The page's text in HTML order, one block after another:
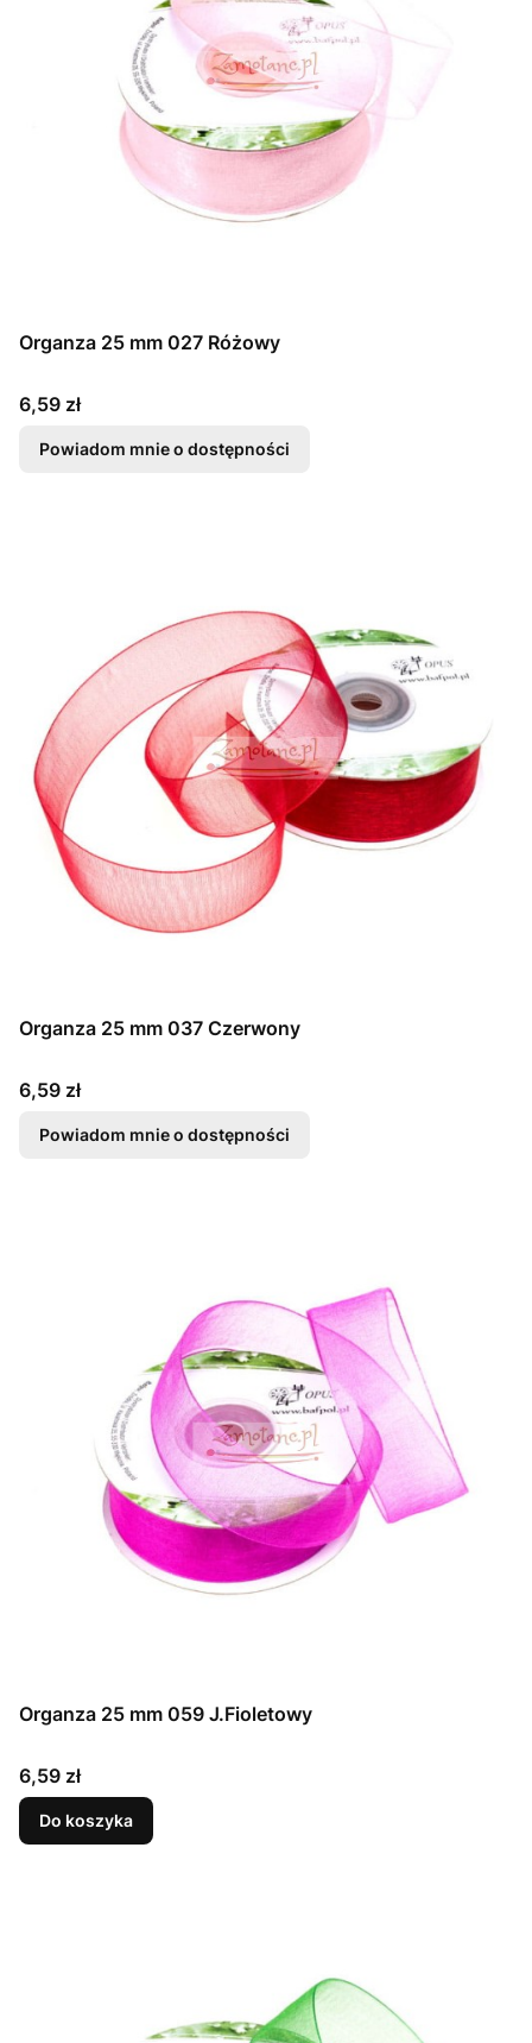
Organza 25 mm 027 Różowy
Cena
6,59 zł
Powiadom mnie o dostępności
Organza 25 mm 037 Czerwony
Cena
6,59 zł
Powiadom mnie o dostępności
Organza 25 mm 059 J.Fioletowy
Cena
6,59 zł
Do koszyka